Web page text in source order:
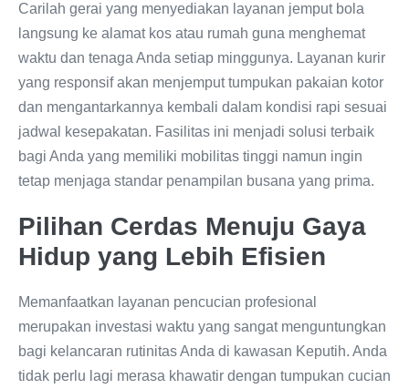
Carilah gerai yang menyediakan layanan jemput bola
langsung ke alamat kos atau rumah guna menghemat
waktu dan tenaga Anda setiap minggunya. Layanan kurir
yang responsif akan menjemput tumpukan pakaian kotor
dan mengantarkannya kembali dalam kondisi rapi sesuai
jadwal kesepakatan. Fasilitas ini menjadi solusi terbaik
bagi Anda yang memiliki mobilitas tinggi namun ingin
tetap menjaga standar penampilan busana yang prima.
Pilihan Cerdas Menuju Gaya
Hidup yang Lebih Efisien
Memanfaatkan layanan pencucian profesional
merupakan investasi waktu yang sangat menguntungkan
bagi kelancaran rutinitas Anda di kawasan Keputih. Anda
tidak perlu lagi merasa khawatir dengan tumpukan cucian